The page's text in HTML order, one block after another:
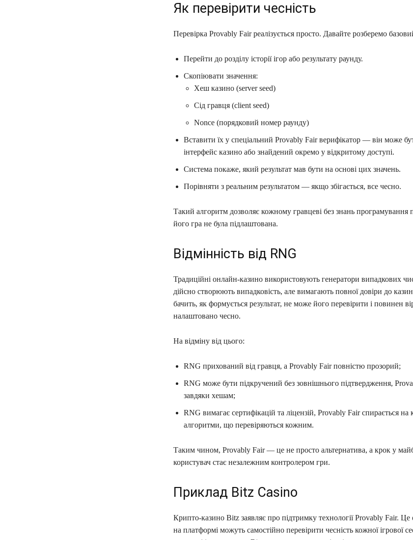
Як перевірити чесність
Перевірка Provably Fair реалізується просто. Давайте розберемо
Перейти до розділу історії ігор або результату раунду.
Скопіювати значення:
Хеш казино (server seed)
Сід гравця (client seed)
Nonce (порядковий номер раунду)
Вставити їх у спеціальний Provably Fair верифікатор — він може
інтерфейс казино або знайдений окремо у відкритому доступі.
Система покаже, який результат мав бути на основі цих значень.
Порівняти з реальним результатом — якщо збігається, все чесно.
Такий алгоритм дозволяє кожному гравцеві без знань програмування
його гра не була підлаштована.
Відмінність від RNG
Традиційні онлайн-казино використовують генератори випадкових
дійсно створюють випадковість, але вимагають повної довіри до
бачить, як формується результат, не може його перевірити і повинен
налаштовано чесно.
На відміну від цього:
RNG прихований від гравця, а Provably Fair повністю прозорий;
RNG може бути підкручений без зовнішнього підтвердження,
завдяки хешам;
RNG вимагає сертифікацій та ліцензій, Provably Fair спирається на
алгоритми, що перевіряються кожним.
Таким чином, Provably Fair — це не просто альтернатива, а крок у
користувач стає незалежним контролером гри.
Приклад Bitz Casino
Крипто-казино Bitz заявляє про підтримку технології Provably Fair. Це
на платформі можуть самостійно перевірити чесність кожної ігрової